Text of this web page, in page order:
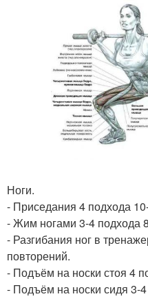
Ноги.
- Приседания 4 подхода
- Жим ногами 3-4 подхода
- Разгибания ног в
повторений.
- Подъём на носки стоя 4
- Подъём на носки сидя 3-